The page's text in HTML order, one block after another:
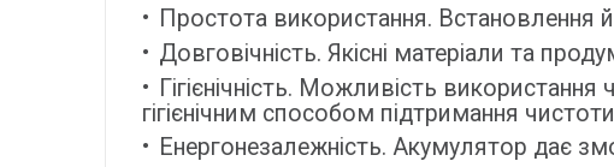
Простота використання. Встановлення
Довговічність. Якісні матеріали та
Гігієнічність. Можливість
гігієнічним способом підтримання
Енергонезалежність. Акумулятор дає